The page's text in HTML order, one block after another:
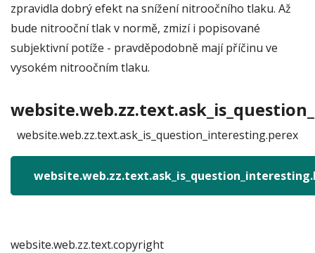
zpravidla dobrý efekt na snížení nitroočního tlaku. Až
bude nitrooční tlak v normě, zmizí i popisované
subjektivní potíže - pravděpodobně mají příčinu ve
vysokém nitroočním tlaku.
website.web.zz.text.ask_is_question_interesting.perex
website.web.zz.text.copyright